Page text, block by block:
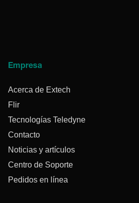
Empresa
Acerca de Extech
Flir
Tecnologías Teledyne
Contacto
Noticias y artículos
Centro de Soporte
Pedidos en línea